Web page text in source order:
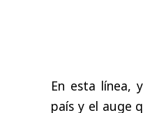
En esta línea,
país y el auge